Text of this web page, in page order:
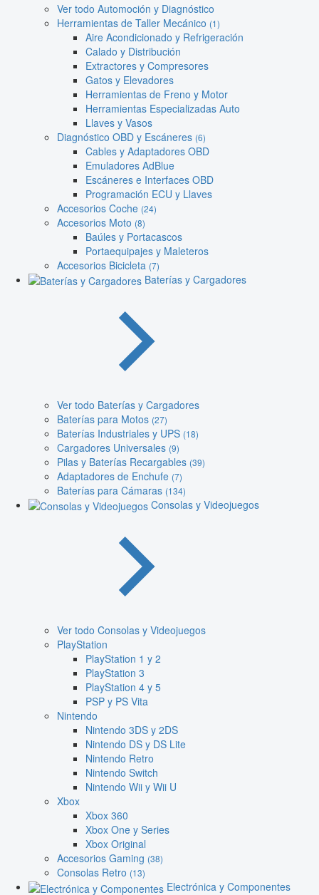
Ver todo Automoción y Diagnóstico
Herramientas de Taller Mecánico (1)
Aire Acondicionado y Refrigeración
Calado y Distribución
Extractores y Compresores
Gatos y Elevadores
Herramientas de Freno y Motor
Herramientas Especializadas Auto
Llaves y Vasos
Diagnóstico OBD y Escáneres (6)
Cables y Adaptadores OBD
Emuladores AdBlue
Escáneres e Interfaces OBD
Programación ECU y Llaves
Accesorios Coche (24)
Accesorios Moto (8)
Baúles y Portacascos
Portaequipajes y Maleteros
Accesorios Bicicleta (7)
Baterías y Cargadores
Ver todo Baterías y Cargadores
Baterías para Motos (27)
Baterías Industriales y UPS (18)
Cargadores Universales (9)
Pilas y Baterías Recargables (39)
Adaptadores de Enchufe (7)
Baterías para Cámaras (134)
Consolas y Videojuegos
Ver todo Consolas y Videojuegos
PlayStation
PlayStation 1 y 2
PlayStation 3
PlayStation 4 y 5
PSP y PS Vita
Nintendo
Nintendo 3DS y 2DS
Nintendo DS y DS Lite
Nintendo Retro
Nintendo Switch
Nintendo Wii y Wii U
Xbox
Xbox 360
Xbox One y Series
Xbox Original
Accesorios Gaming (38)
Consolas Retro (13)
Electrónica y Componentes